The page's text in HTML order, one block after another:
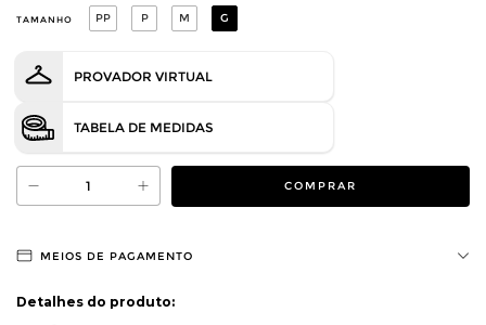
TAMANHO PP P M G
PROVADOR VIRTUAL
TABELA DE MEDIDAS
MEIOS DE PAGAMENTO
Detalhes do produto: